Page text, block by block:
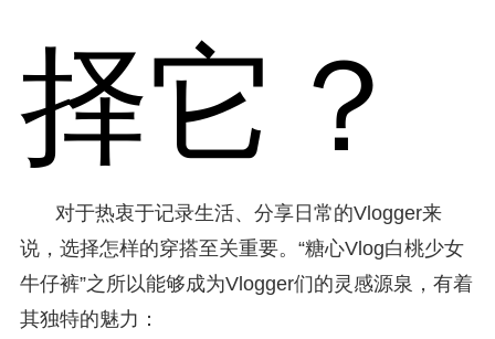
择它？
对于热衷于记录生活、分享日常的Vlogger来
说，选择怎样的穿搭至关重要。“糖心Vlog白桃少女
牛仔裤”之所以能够成为Vlogger们的灵感源泉，有着
其独特的魅力：